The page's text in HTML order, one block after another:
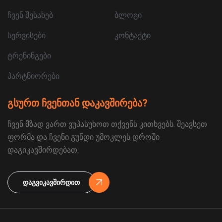
ჩვენ შესახებ
სერვისები
ტრენინგები
პარტნიორები
ბლოგი
კონტაქტი
გსურთ ჩვენთან დაკავშირება?
ჩვენ მზად ვართ ვუპასუხოთ თქვენს კითხვებს. შეავსეთ
ფორმა და ჩვენი გუნდი უმოკლეს დროში
დაგიკავშირდებათ.
Დაგვიკავშირდით